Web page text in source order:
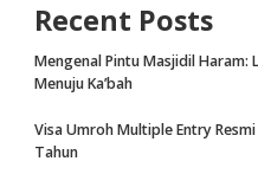
Recent Posts
Mengenal Pintu Masjidil Haram:
Menuju Ka’bah
Visa Umroh Multiple Entry
Tahun